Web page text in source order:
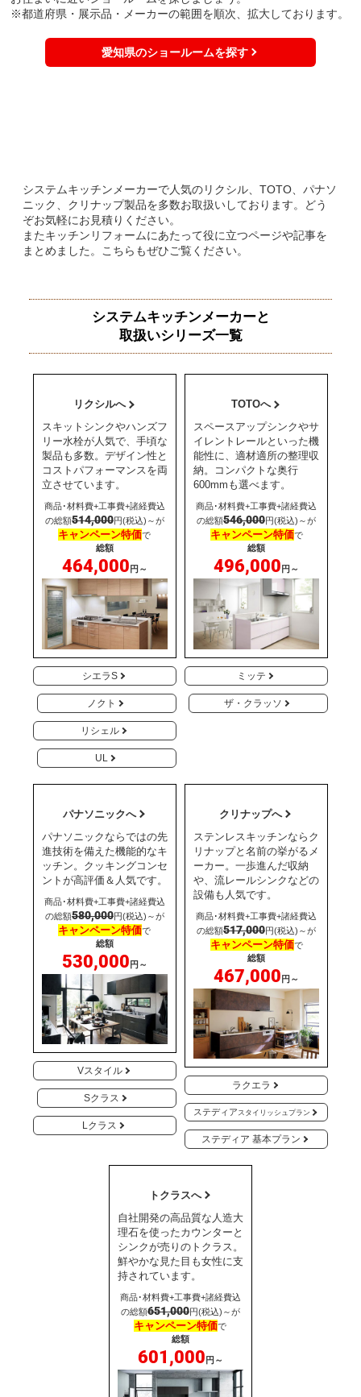
※都道府県・展示品・メーカーの範囲を順次、拡大しております。
愛知県のショールームを探す
システムキッチンメーカーで人気のリクシル、TOTO、パナソ
ニック、クリナップ製品を多数お取扱いしております。どう
ぞお気軽にお見積りください。
またキッチンリフォームにあたって役に立つページや記事を
まとめました。こちらもぜひご覧ください。
システムキッチンメーカーと
取扱いシリーズ一覧
リクシルへ
スキットシンクやハンズフ
リー水栓が人気で、手頃な
製品も多数。デザイン性と
コストパフォーマンスを両
立させています。
商品･材料費+工事費+諸経費込
の総額514,000円(税込)～が
キャンペーン特価で
総額
464,000 円～
シエラS
ノクト
リシェル
UL
TOTOへ
スペースアップシンクやサ
イレントレールといった機
能性に、適材適所の整理収
納。コンパクトな奥行
600mmも選べます。
商品･材料費+工事費+諸経費込
の総額546,000円(税込)～が
キャンペーン特価で
総額
496,000 円～
ミッテ
ザ・クラッソ
パナソニックへ
パナソニックならではの先
進技術を備えた機能的なキ
ッチン。クッキングコンセ
ントが高評価＆人気です。
商品･材料費+工事費+諸経費込
の総額580,000円(税込)～が
キャンペーン特価で
総額
530,000 円～
Vスタイル
Sクラス
Lクラス
クリナップへ
ステンレスキッチンならク
リナップと名前の挙がるメ
ーカー。一歩進んだ収納
や、流レールシンクなどの
設備も人気です。
商品･材料費+工事費+諸経費込
の総額517,000円(税込)～が
キャンペーン特価で
総額
467,000 円～
ラクエラ
ステディア スタイリッシュプラン
ステディア 基本プラン
トクラスへ
自社開発の高品質な人造大
理石を使ったカウンターと
シンクが売りのトクラス。
鮮やかな見た目も女性に支
持されています。
商品･材料費+工事費+諸経費込
の総額651,000円(税込)～が
キャンペーン特価で
総額
601,000 円～